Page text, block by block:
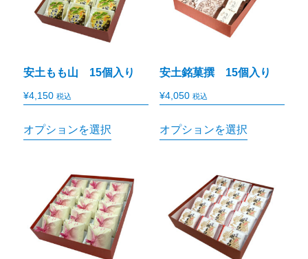
安土もも山 15個入り
¥4,150 税込
オプションを選択
安土銘菓撰 15個入り
¥4,050 税込
オプションを選択